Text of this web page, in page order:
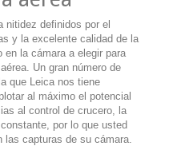
nitidez definidos por el
y la excelente calidad de la
en la cámara a elegir para
Un gran número de
que Leica nos tiene
al máximo el potencial
al control de crucero, la
por lo que usted
las capturas de su cámara.